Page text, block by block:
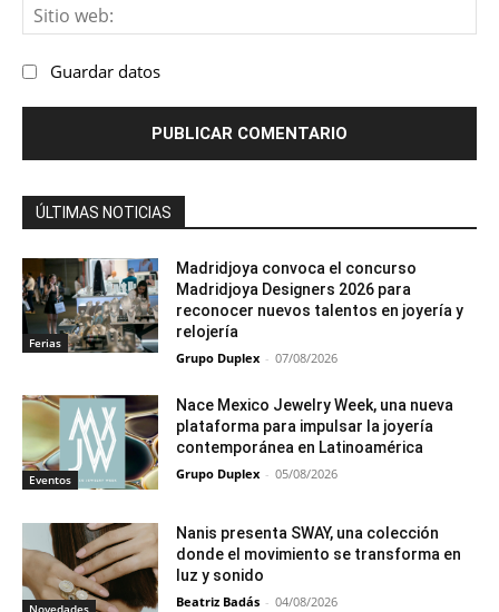
Guardar datos
ÚLTIMAS NOTICIAS
Ferias
Madridjoya convoca el concurso
Madridjoya Designers 2026 para
reconocer nuevos talentos en joyería y
relojería
Grupo Duplex - 07/08/2026
Eventos
Nace Mexico Jewelry Week, una nueva
plataforma para impulsar la joyería
contemporánea en Latinoamérica
Grupo Duplex - 05/08/2026
Novedades
Nanis presenta SWAY, una colección
donde el movimiento se transforma en
luz y sonido
Beatriz Badás - 04/08/2026